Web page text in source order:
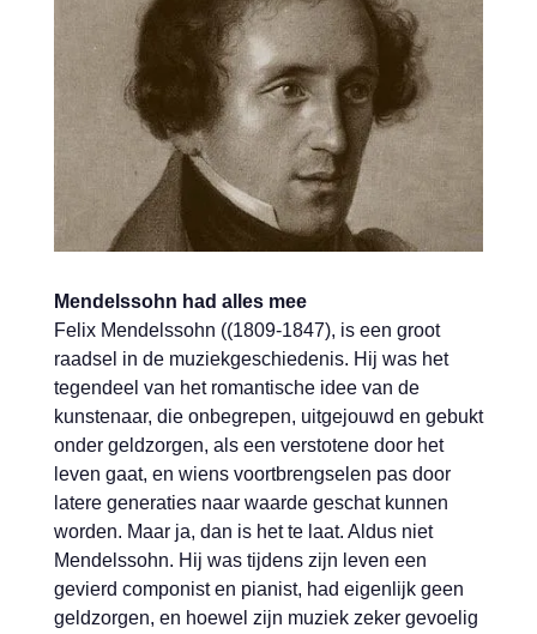
Mendelssohn had alles mee
Felix Mendelssohn ((1809-1847), is een groot
raadsel in de muziekgeschiedenis. Hij was het
tegendeel van het romantische idee van de
kunstenaar, die onbegrepen, uitgejouwd en gebukt
onder geldzorgen, als een verstotene door het
leven gaat, en wiens voortbrengselen pas door
latere generaties naar waarde geschat kunnen
worden. Maar ja, dan is het te laat. Aldus niet
Mendelssohn. Hij was tijdens zijn leven een
gevierd componist en pianist, had eigenlijk geen
geldzorgen, en hoewel zijn muziek zeker gevoelig